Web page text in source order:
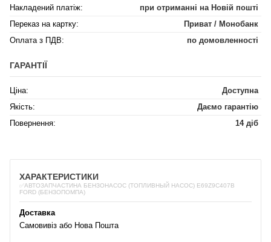
Накладений платіж:
при отриманні на Новій пошті
Переказ на картку:
Приват / Монобанк
Оплата з ПДВ:
по домовленності
ГАРАНТІЇ
Ціна:
Доступна
Якість:
Даємо гарантію
Повернення:
14 діб
ХАРАКТЕРИСТИКИ
✅АВТОЗАПЧАСТИНА БЕНЗОНАСОС (ТОПЛИВНЫЙ НАСОС) E69Z9C407B
FORD (БЕНЗОПОМПА)
Доставка
Самовивіз або Нова Пошта